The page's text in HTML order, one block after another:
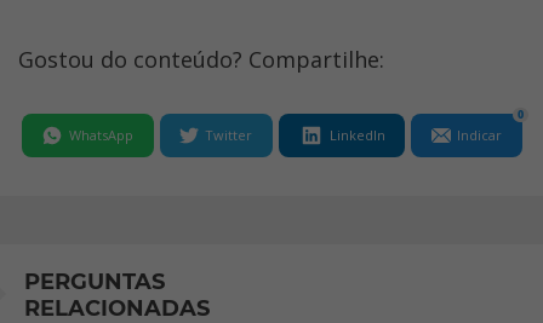
Gostou do conteúdo? Compartilhe:
WhatsApp Twitter LinkedIn Indicar
0
PERGUNTAS
RELACIONADAS